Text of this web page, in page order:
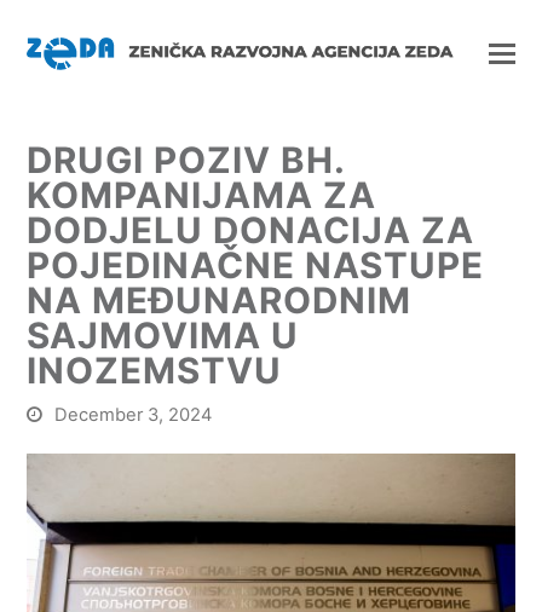
DRUGI POZIV BH.
KOMPANIJAMA ZA
DODJELU DONACIJA ZA
POJEDINAČNE NASTUPE
NA MEĐUNARODNIM
SAJMOVIMA U
INOZEMSTVU
December 3, 2024